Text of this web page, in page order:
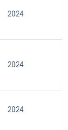
2024
2024
2024